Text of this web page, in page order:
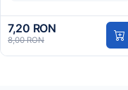
7,20 RON
8,00 RON